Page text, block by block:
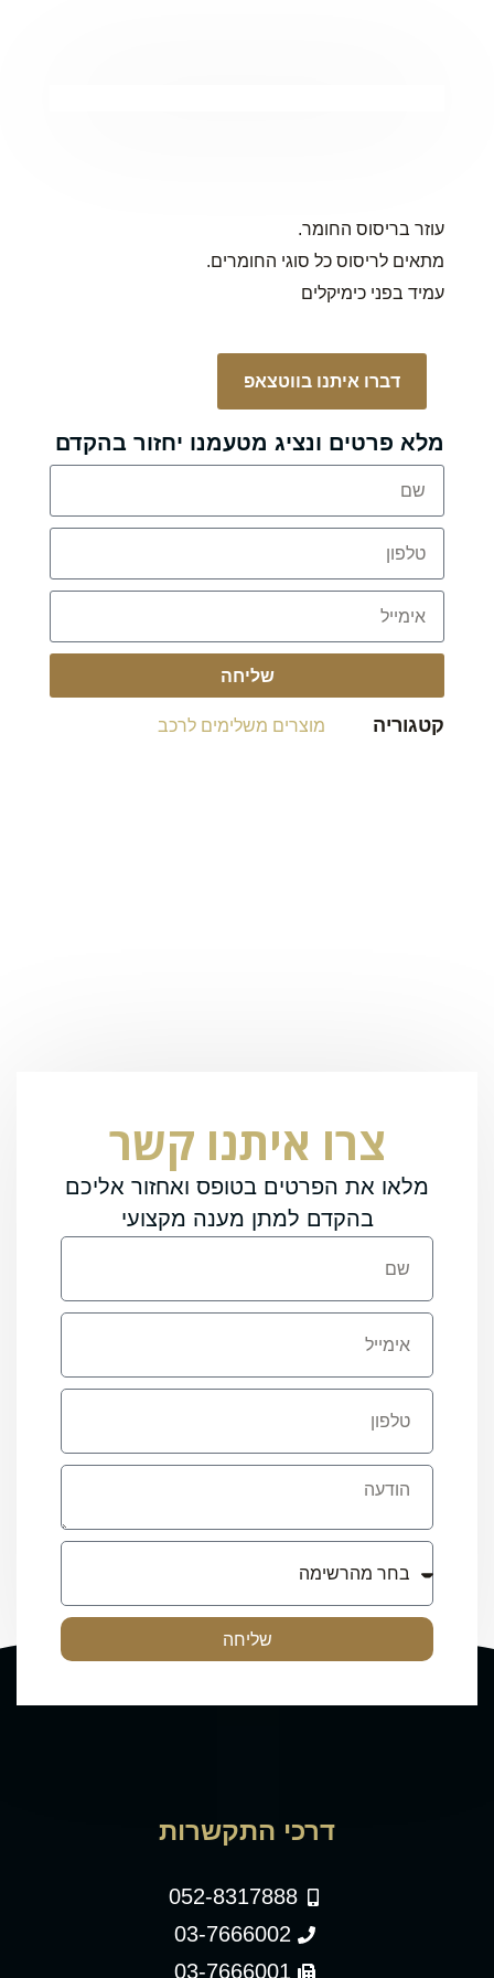
עוזר בריסוס החומר.
מתאים לריסוס כל סוגי החומרים.
עמיד בפני כימיקלים
דברו איתנו בווטצאפ
מלא פרטים ונציג מטעמנו יחזור בהקדם
שליחה
קטגוריה מוצרים משלימים לרכב
צרו איתנו קשר
מלאו את הפרטים בטופס ואחזור אליכם
בהקדם למתן מענה מקצועי
שליחה
דרכי התקשרות
052-8317888
03-7666002
03-7666001